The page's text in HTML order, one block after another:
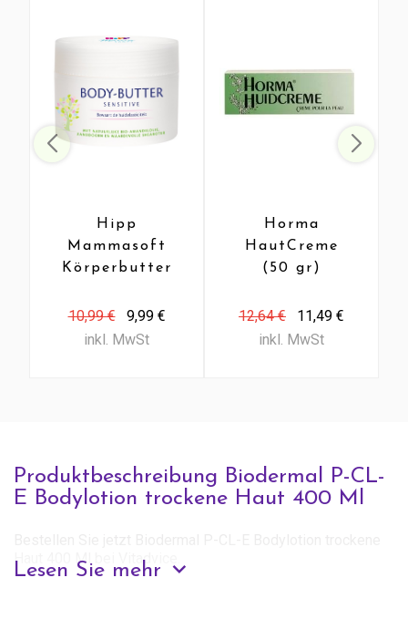
Produktbeschreibung Biodermal P-CL-
E Bodylotion trockene Haut 400 Ml
Haut 400 Ml bei Vitadvice.
Lesen Sie mehr
Hipp
Mammasoft
Körperbutter
10,99 €
9,99 €
inkl. MwSt
Horma
HautCreme
(50 gr)
12,64 €
11,49 €
inkl. MwSt